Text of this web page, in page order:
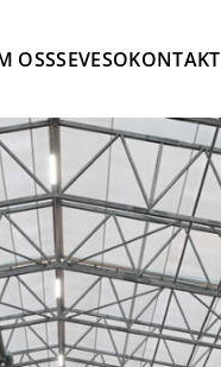
OSSSEVESOKONTAKT